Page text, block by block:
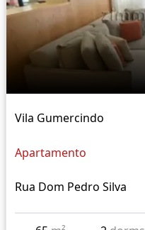
Vila Gumercindo
Apartamento
Rua Dom Pedro Silva